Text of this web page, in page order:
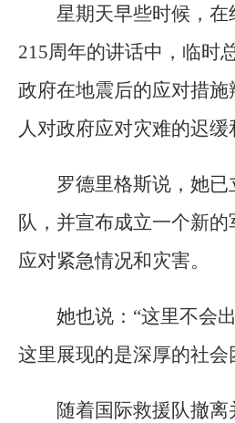
星期天早些时候，在
215周年的讲话中，临时
政府在地震后的应对措施
人对政府应对灾难的迟缓
罗德里格斯说，她
队，并宣布成立一个新
应对紧急情况和灾害。
她也说：“这里不会
这里展现的是深厚的社会
随着国际救援队撤